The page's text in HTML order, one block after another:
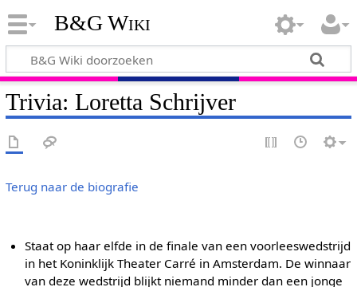
B&G Wiki
Trivia: Loretta Schrijver
Terug naar de biografie
Staat op haar elfde in de finale van een voorleeswedstrijd
in het Koninklijk Theater Carré in Amsterdam. De winnaar
van deze wedstrijd blijkt niemand minder dan een jonge